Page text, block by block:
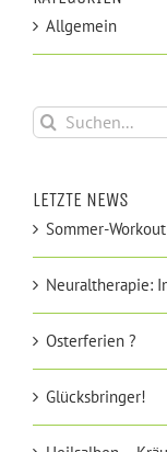
Allgemein
Suche
LETZTE NEWS
Sommer-
Neuraltherapie:
Osterferien ?
Glücksbringer!